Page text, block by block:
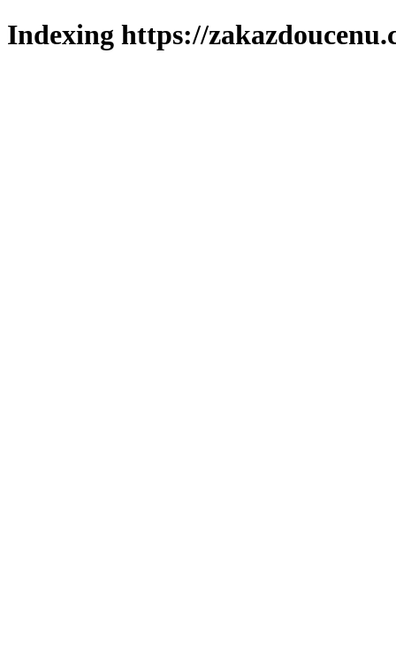
Indexing https://